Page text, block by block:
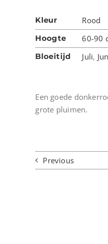
Kleur Rood
Hoogte 60-90
Bloeitijd Juli,
Een goede
grote pluimen.
Previous